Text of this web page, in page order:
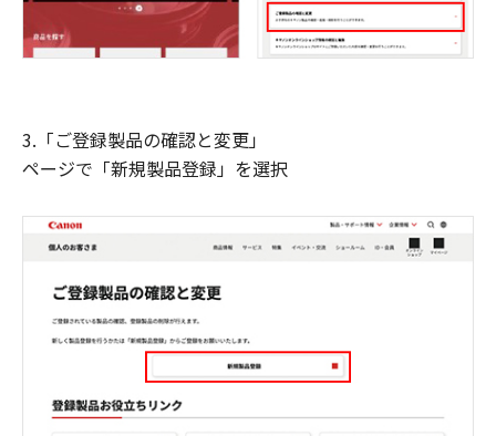
3.「ご登録製品の確認と変更」
ページで「新規製品登録」を選択